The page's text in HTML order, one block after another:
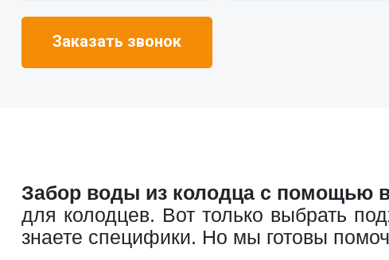
Забор воды из колодца с помощью
для колодцев. Вот только выбрать
знаете специфики. Но мы готовы